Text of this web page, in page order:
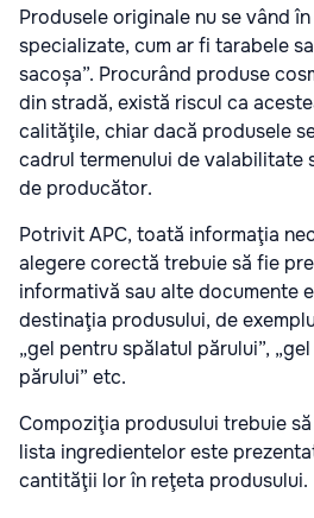
Produsele originale nu se vând
specializate, cum ar fi tarabele
sacoșa”. Procurând produse
din stradă, există riscul ca
calităţile, chiar dacă produsele
cadrul termenului de valabilitate
de producător.
Potrivit APC, toată informaţia
alegere corectă trebuie să fie
informativă sau alte documente
destinaţia produsului, de
„gel pentru spălatul părului”,
părului” etc.
Compoziţia produsului trebuie
lista ingredientelor este
cantităţii lor în reţeta produsului.